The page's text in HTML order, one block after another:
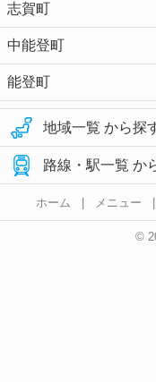
志賀町
中能登町
能登町
地域一覧 から探
路線・駅一覧 か
ホーム | メニュー |
©